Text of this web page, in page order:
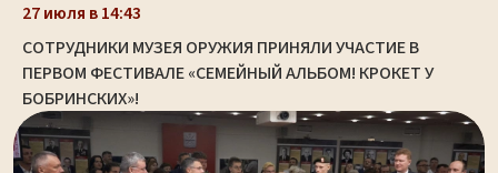
27 июля в 14:43
СОТРУДНИКИ МУЗЕЯ ОРУЖИЯ ПРИНЯЛИ УЧАСТИЕ В
ПЕРВОМ ФЕСТИВАЛЕ «СЕМЕЙНЫЙ АЛЬБОМ! КРОКЕТ У
БОБРИНСКИХ»!